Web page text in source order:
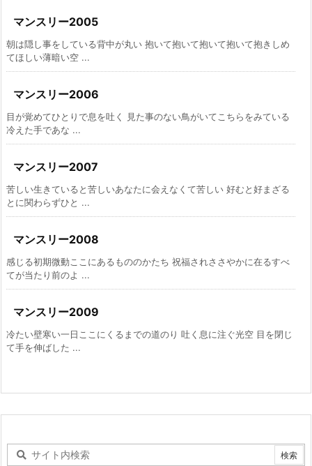
マンスリー2005
朝は隠し事をしている背中が丸い 抱いて抱いて抱いて抱いて抱きしめ
てほしい薄暗い空 ...
マンスリー2006
目が覚めてひとりで息を吐く 見た事のない鳥がいてこちらをみている
冷えた手であな ...
マンスリー2007
苦しい生きていると苦しいあなたに会えなくて苦しい 好むと好まざる
とに関わらずひと ...
マンスリー2008
感じる初期微動ここにあるもののかたち 祝福されささやかに在るすべ
てが当たり前のよ ...
マンスリー2009
冷たい壁寒い一日ここにくるまでの道のり 吐く息に注ぐ光空 目を閉じ
て手を伸ばした ...